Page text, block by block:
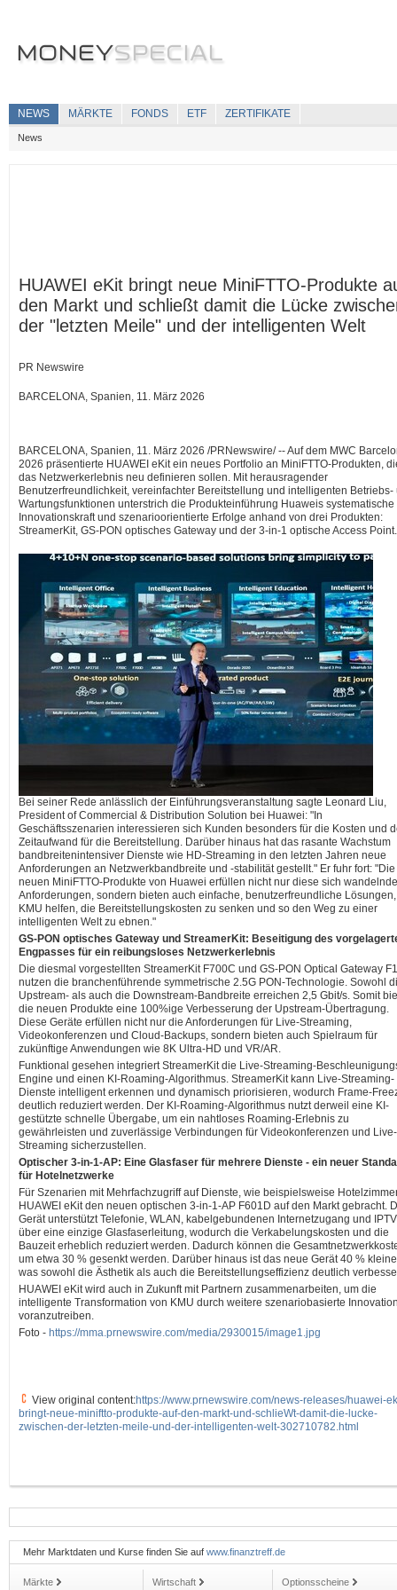
NEWS MÄRKTE FONDS ETF ZERTIFIKATE
News
HUAWEI eKit bringt neue MiniFTTO-Produkte
den Markt und schließt damit die Lücke
der "letzten Meile" und der intelligenten Welt
PR Newswire
BARCELONA, Spanien, 11. März 2026
BARCELONA, Spanien, 11. März 2026 /PRNewswire/ -- Auf dem MWC
2026 präsentierte HUAWEI eKit ein neues Portfolio an MiniFTTO-Produkten,
das Netzwerkerlebnis neu definieren sollen. Mit herausragender
Benutzerfreundlichkeit, vereinfachter Bereitstellung und intelligenten Betriebs-
Wartungsfunktionen unterstrich die Produkteinführung Huaweis systematische
Innovationskraft und szenarioorientierte Erfolge anhand von drei Produkten:
StreamerKit, GS-PON optisches Gateway und der 3-in-1 optische Access Point.
Bei seiner Rede anlässlich der Einführungsveranstaltung sagte Leonard Liu,
President of Commercial & Distribution Solution bei Huawei: "In
Geschäftsszenarien interessieren sich Kunden besonders für die Kosten und
Zeitaufwand für die Bereitstellung. Darüber hinaus hat das rasante Wachstum
bandbreitenintensiver Dienste wie HD-Streaming in den letzten Jahren neue
Anforderungen an Netzwerkbandbreite und -stabilität gestellt." Er fuhr fort: "Die
neuen MiniFTTO-Produkte von Huawei erfüllen nicht nur diese sich
Anforderungen, sondern bieten auch einfache, benutzerfreundliche
KMU helfen, die Bereitstellungskosten zu senken und so den Weg zu einer
intelligenten Welt zu ebnen."
GS-PON optisches Gateway und StreamerKit: Beseitigung des
Engpasses für ein reibungsloses Netzwerkerlebnis
Die diesmal vorgestellten StreamerKit F700C und GS-PON Optical Gateway
nutzen die branchenführende symmetrische 2.5G PON-Technologie. Sowohl
Upstream- als auch die Downstream-Bandbreite erreichen 2,5 Gbit/s. Somit
die neuen Produkte eine 100%ige Verbesserung der Upstream-Übertragung.
Diese Geräte erfüllen nicht nur die Anforderungen für Live-Streaming,
Videokonferenzen und Cloud-Backups, sondern bieten auch Spielraum für
zukünftige Anwendungen wie 8K Ultra-HD und VR/AR.
Funktional gesehen integriert StreamerKit die Live-Streaming-
Engine und einen KI-Roaming-Algorithmus. StreamerKit kann Live-Streaming-
Dienste intelligent erkennen und dynamisch priorisieren, wodurch Frame-
deutlich reduziert werden. Der KI-Roaming-Algorithmus nutzt derweil eine KI-
gestützte schnelle Übergabe, um ein nahtloses Roaming-Erlebnis zu
gewährleisten und zuverlässige Verbindungen für Videokonferenzen und Live-
Streaming sicherzustellen.
Optischer 3-in-1-AP: Eine Glasfaser für mehrere Dienste - ein neuer
für Hotelnetzwerke
Für Szenarien mit Mehrfachzugriff auf Dienste, wie beispielsweise
HUAWEI eKit den neuen optischen 3-in-1-AP F601D auf den Markt gebracht.
Gerät unterstützt Telefonie, WLAN, kabelgebundenen Internetzugang und IPTV
über eine einzige Glasfaserleitung, wodurch die Verkabelungskosten und die
Bauzeit erheblich reduziert werden. Dadurch können die
um etwa 30 % gesenkt werden. Darüber hinaus ist das neue Gerät 40 %
was sowohl die Ästhetik als auch die Bereitstellungseffizienz deutlich
HUAWEI eKit wird auch in Zukunft mit Partnern zusammenarbeiten, um die
intelligente Transformation von KMU durch weitere szenariobasierte
voranzutreiben.
Foto - https://mma.prnewswire.com/media/2930015/image1.jpg
View original content:https://www.prnewswire.com/news-releases/huawei-
bringt-neue-miniftto-produkte-auf-den-markt-und-schlieWt-damit-die-lucke-
zwischen-der-letzten-meile-und-der-intelligenten-welt-302710782.html
Mehr Marktdaten und Kurse finden Sie auf www.finanztreff.de
Märkte Wirtschaft Optionsscheine